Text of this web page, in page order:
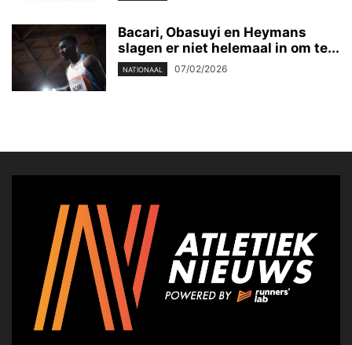
Bacari, Obasuyi en Heymans
slagen er niet helemaal in om te...
NATIONAAL 07/02/2026